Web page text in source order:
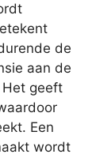
de
aan de
geeft
Een
wordt